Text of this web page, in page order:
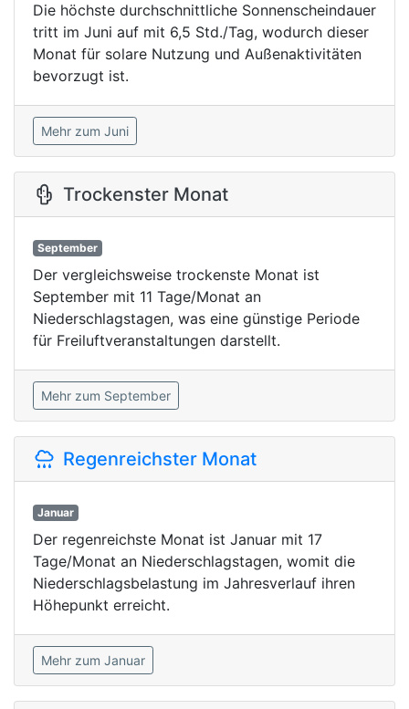
Die höchste durchschnittliche Sonnenscheindauer
tritt im Juni auf mit 6,5 Std./Tag, wodurch dieser
Monat für solare Nutzung und Außenaktivitäten
bevorzugt ist.
Mehr zum Juni
Trockenster Monat
September
Der vergleichsweise trockenste Monat ist
September mit 11 Tage/Monat an
Niederschlagstagen, was eine günstige Periode
für Freiluftveranstaltungen darstellt.
Mehr zum September
Regenreichster Monat
Januar
Der regenreichste Monat ist Januar mit 17
Tage/Monat an Niederschlagstagen, womit die
Niederschlagsbelastung im Jahresverlauf ihren
Höhepunkt erreicht.
Mehr zum Januar